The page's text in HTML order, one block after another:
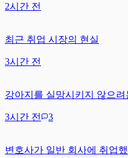
2시간 전
최근 취업 시장의 현실
3시간 전
강아지를 실망시키지 않으
3시간 전 3
변호사가 일반 회사에 취업